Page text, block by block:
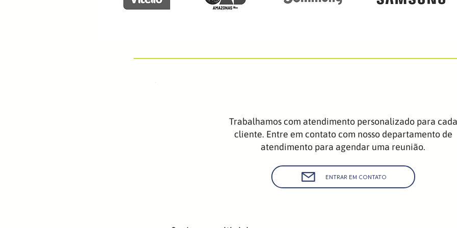
Trabalhamos com atendimento personalizado para cada
cliente. Entre em contato com nosso departamento de
atendimento para agendar uma reunião.
ENTRAR EM CONTATO